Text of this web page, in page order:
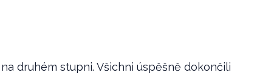
druhém stupni. Všichni úspěšně dokončili